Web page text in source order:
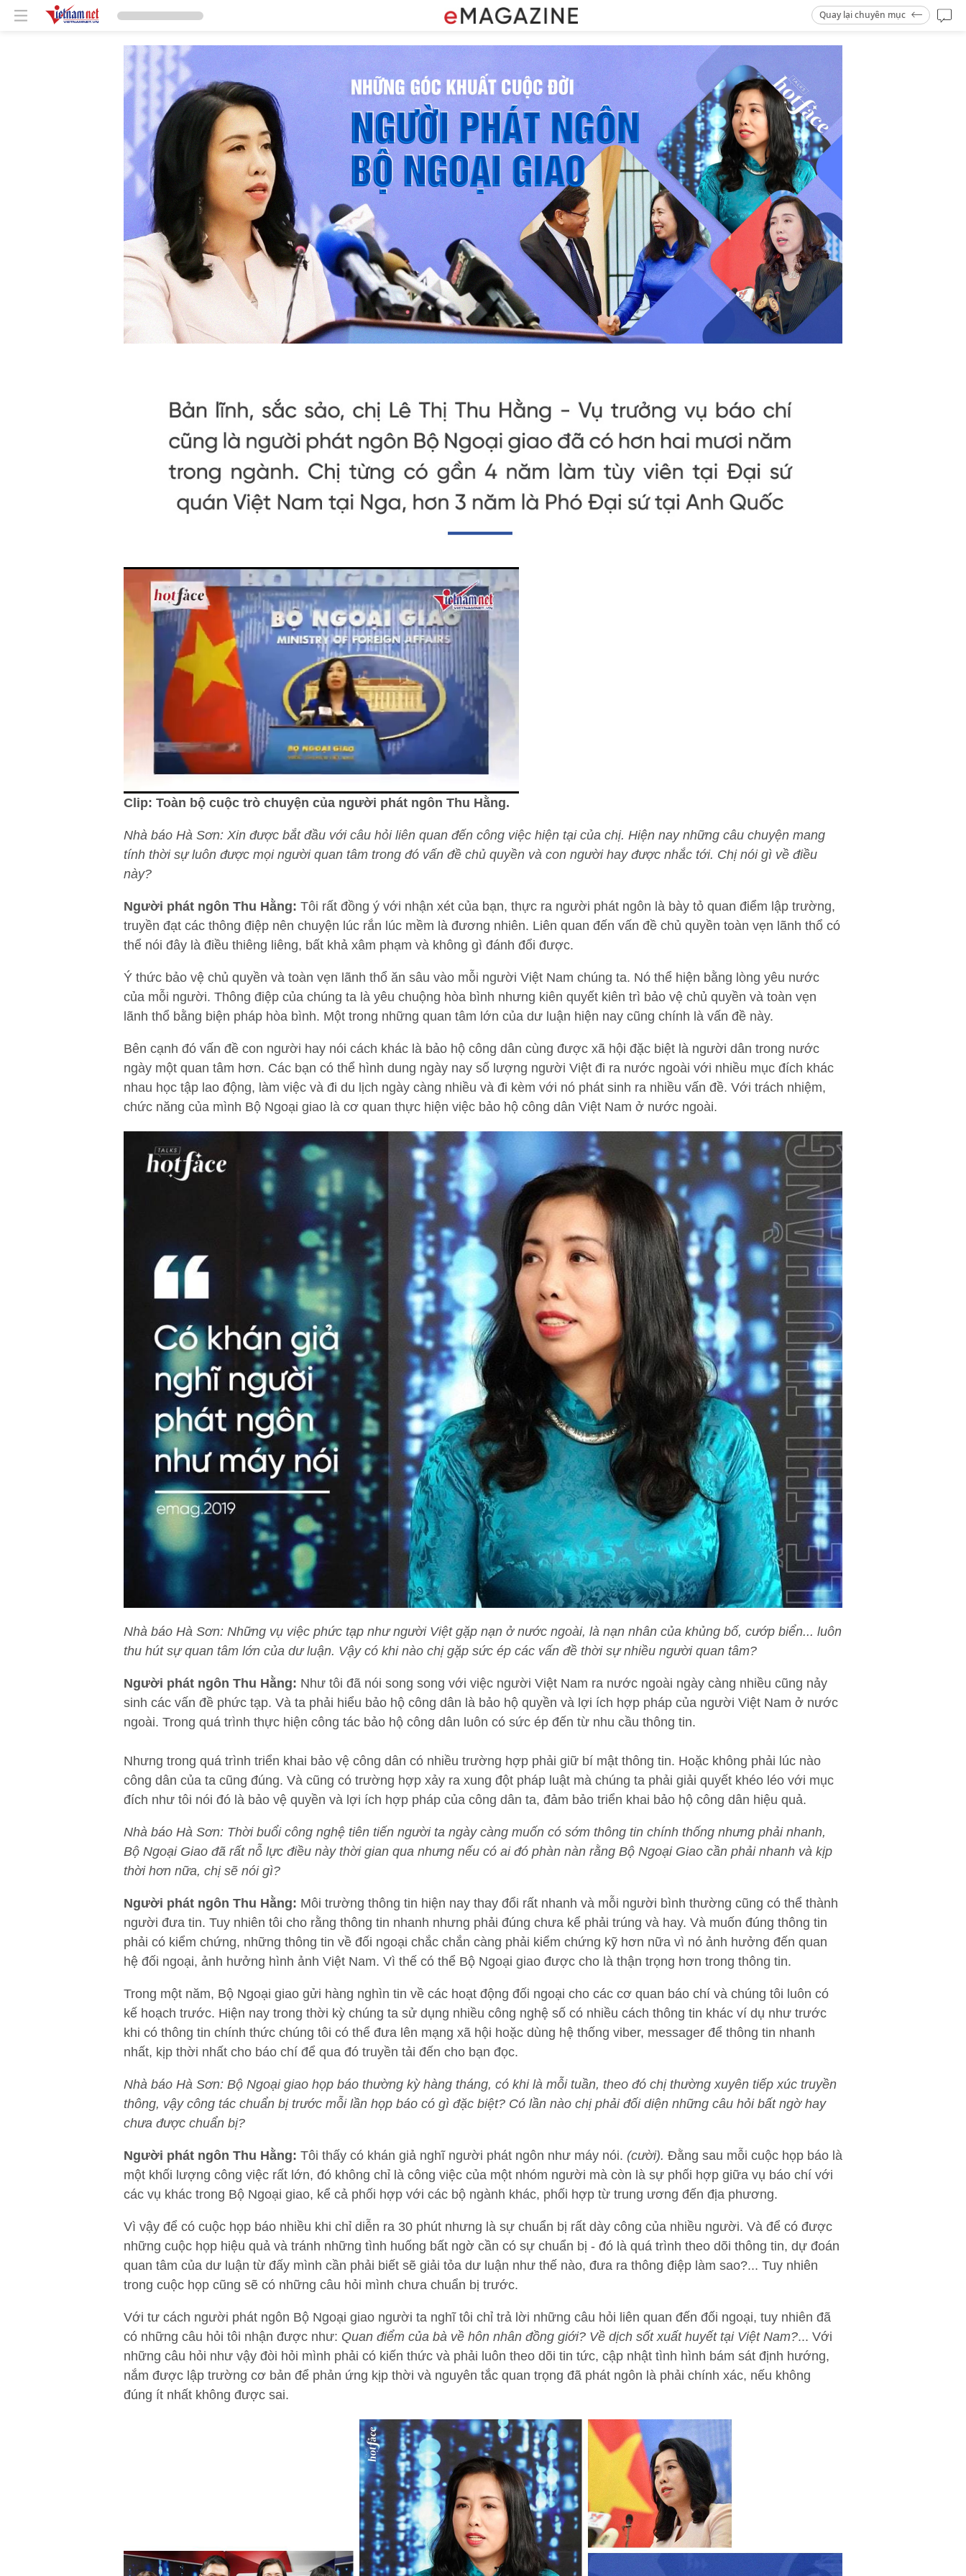
Quay lại chuyên mục
Clip: Toàn bộ cuộc trò chuyện của người phát ngôn Thu Hằng.
Nhà báo Hà Sơn: Xin được bắt đầu với câu hỏi liên quan đến công việc hiện tại của chị. Hiện nay những câu chuyện mang
tính thời sự luôn được mọi người quan tâm trong đó vấn đề chủ quyền và con người hay được nhắc tới. Chị nói gì về điều
này?
Người phát ngôn Thu Hằng: Tôi rất đồng ý với nhận xét của bạn, thực ra người phát ngôn là bày tỏ quan điểm lập trường,
truyền đạt các thông điệp nên chuyện lúc rắn lúc mềm là đương nhiên. Liên quan đến vấn đề chủ quyền toàn vẹn lãnh thổ có
thể nói đây là điều thiêng liêng, bất khả xâm phạm và không gì đánh đổi được.
Ý thức bảo vệ chủ quyền và toàn vẹn lãnh thổ ăn sâu vào mỗi người Việt Nam chúng ta. Nó thể hiện bằng lòng yêu nước
của mỗi người. Thông điệp của chúng ta là yêu chuộng hòa bình nhưng kiên quyết kiên trì bảo vệ chủ quyền và toàn vẹn
lãnh thổ bằng biện pháp hòa bình. Một trong những quan tâm lớn của dư luận hiện nay cũng chính là vấn đề này.
Bên cạnh đó vấn đề con người hay nói cách khác là bảo hộ công dân cùng được xã hội đặc biệt là người dân trong nước
ngày một quan tâm hơn. Các bạn có thể hình dung ngày nay số lượng người Việt đi ra nước ngoài với nhiều mục đích khác
nhau học tập lao động, làm việc và đi du lịch ngày càng nhiều và đi kèm với nó phát sinh ra nhiều vấn đề. Với trách nhiệm,
chức năng của mình Bộ Ngoại giao là cơ quan thực hiện việc bảo hộ công dân Việt Nam ở nước ngoài.
Nhà báo Hà Sơn: Những vụ việc phức tạp như người Việt gặp nạn ở nước ngoài, là nạn nhân của khủng bố, cướp biển... luôn
thu hút sự quan tâm lớn của dư luận. Vậy có khi nào chị gặp sức ép các vấn đề thời sự nhiều người quan tâm?
Người phát ngôn Thu Hằng: Như tôi đã nói song song với việc người Việt Nam ra nước ngoài ngày càng nhiều cũng nảy
sinh các vấn đề phức tạp. Và ta phải hiểu bảo hộ công dân là bảo hộ quyền và lợi ích hợp pháp của người Việt Nam ở nước
ngoài. Trong quá trình thực hiện công tác bảo hộ công dân luôn có sức ép đến từ nhu cầu thông tin.
Nhưng trong quá trình triển khai bảo vệ công dân có nhiều trường hợp phải giữ bí mật thông tin. Hoặc không phải lúc nào
công dân của ta cũng đúng. Và cũng có trường hợp xảy ra xung đột pháp luật mà chúng ta phải giải quyết khéo léo với mục
đích như tôi nói đó là bảo vệ quyền và lợi ích hợp pháp của công dân ta, đảm bảo triển khai bảo hộ công dân hiệu quả.
Nhà báo Hà Sơn: Thời buổi công nghệ tiên tiến người ta ngày càng muốn có sớm thông tin chính thống nhưng phải nhanh,
Bộ Ngoại Giao đã rất nỗ lực điều này thời gian qua nhưng nếu có ai đó phàn nàn rằng Bộ Ngoại Giao cần phải nhanh và kịp
thời hơn nữa, chị sẽ nói gì?
Người phát ngôn Thu Hằng: Môi trường thông tin hiện nay thay đổi rất nhanh và mỗi người bình thường cũng có thể thành
người đưa tin. Tuy nhiên tôi cho rằng thông tin nhanh nhưng phải đúng chưa kể phải trúng và hay. Và muốn đúng thông tin
phải có kiểm chứng, những thông tin về đối ngoại chắc chắn càng phải kiểm chứng kỹ hơn nữa vì nó ảnh hưởng đến quan
hệ đối ngoại, ảnh hưởng hình ảnh Việt Nam. Vì thế có thể Bộ Ngoại giao được cho là thận trọng hơn trong thông tin.
Trong một năm, Bộ Ngoại giao gửi hàng nghìn tin về các hoạt động đối ngoại cho các cơ quan báo chí và chúng tôi luôn có
kế hoạch trước. Hiện nay trong thời kỳ chúng ta sử dụng nhiều công nghệ số có nhiều cách thông tin khác ví dụ như trước
khi có thông tin chính thức chúng tôi có thể đưa lên mạng xã hội hoặc dùng hệ thống viber, messager để thông tin nhanh
nhất, kịp thời nhất cho báo chí để qua đó truyền tải đến cho bạn đọc.
Nhà báo Hà Sơn: Bộ Ngoại giao họp báo thường kỳ hàng tháng, có khi là mỗi tuần, theo đó chị thường xuyên tiếp xúc truyền
thông, vậy công tác chuẩn bị trước mỗi lần họp báo có gì đặc biệt? Có lần nào chị phải đối diện những câu hỏi bất ngờ hay
chưa được chuẩn bị?
Người phát ngôn Thu Hằng: Tôi thấy có khán giả nghĩ người phát ngôn như máy nói. (cười). Đằng sau mỗi cuộc họp báo là
một khối lượng công việc rất lớn, đó không chỉ là công việc của một nhóm người mà còn là sự phối hợp giữa vụ báo chí với
các vụ khác trong Bộ Ngoại giao, kể cả phối hợp với các bộ ngành khác, phối hợp từ trung ương đến địa phương.
Vì vậy để có cuộc họp báo nhiều khi chỉ diễn ra 30 phút nhưng là sự chuẩn bị rất dày công của nhiều người. Và để có được
những cuộc họp hiệu quả và tránh những tình huống bất ngờ cần có sự chuẩn bị - đó là quá trình theo dõi thông tin, dự đoán
quan tâm của dư luận từ đấy mình cần phải biết sẽ giải tỏa dư luận như thế nào, đưa ra thông điệp làm sao?... Tuy nhiên
trong cuộc họp cũng sẽ có những câu hỏi mình chưa chuẩn bị trước.
Với tư cách người phát ngôn Bộ Ngoại giao người ta nghĩ tôi chỉ trả lời những câu hỏi liên quan đến đối ngoại, tuy nhiên đã
có những câu hỏi tôi nhận được như: Quan điểm của bà về hôn nhân đồng giới? Về dịch sốt xuất huyết tại Việt Nam?... Với
những câu hỏi như vậy đòi hỏi mình phải có kiến thức và phải luôn theo dõi tin tức, cập nhật tình hình bám sát định hướng,
nắm được lập trường cơ bản để phản ứng kịp thời và nguyên tắc quan trọng đã phát ngôn là phải chính xác, nếu không
đúng ít nhất không được sai.